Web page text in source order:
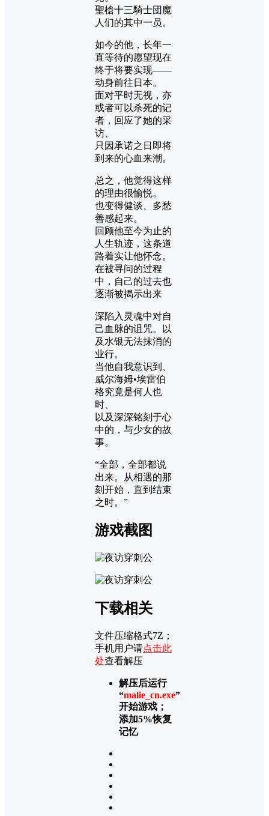
聖槍十三騎士団魔
人们的其中一员。
如今的他，长年一
直等待的愿望现在
终于将要实现——
动身前往日本。
面对平时无视，亦
或者可以杀死的记
者，回应了她的采
访、
只因承诺之日即将
到来的心血来潮。
总之，他觉得这样
的理由很愉悦。
也变得健谈、多愁
善感起来。
回顾他至今为止的
人生轨迹，这条道
路着实让他怀念。
在被寻问的过程
中，自己的过去也
逐渐被揭示出来
深陷入灵魂中对自
己血脉的诅咒。以
及水银无法抹消的
业行。
当他自我意识到、
威尔海姆•埃雷伯
格究竟是何人也
时、
以及深深铭刻于心
中的，与少女的故
事。
“全部，全部都说
出来。从相遇的那
刻开始，直到结束
之时。”
游戏截图
下载相关
文件压缩格式7Z；
手机用户请点击此
处查看解压
解压后运行
“malie_cn.exe”
开始游戏；
添加5%恢复
记忆